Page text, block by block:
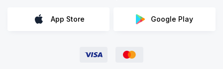
App Store Google Play